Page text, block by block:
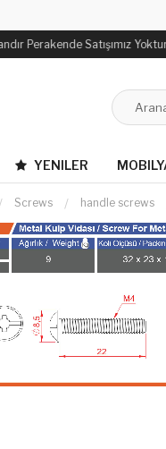
Perakende Satışımız Yoktur
YENILER
Screws handle screws